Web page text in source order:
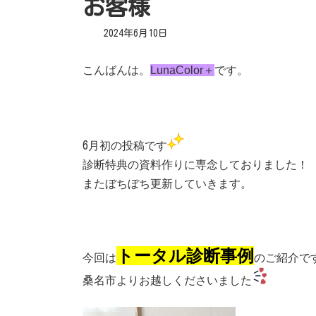
お客様
2024年6月10日
こんばんは。 LunaColor＋ です。
6 月初の投稿です
診断特典の資料作りに専念しておりました！
またぼちぼち更新していきます。
今回は トータル診断事例 のご紹介で
桑名市よりお越しくださいました